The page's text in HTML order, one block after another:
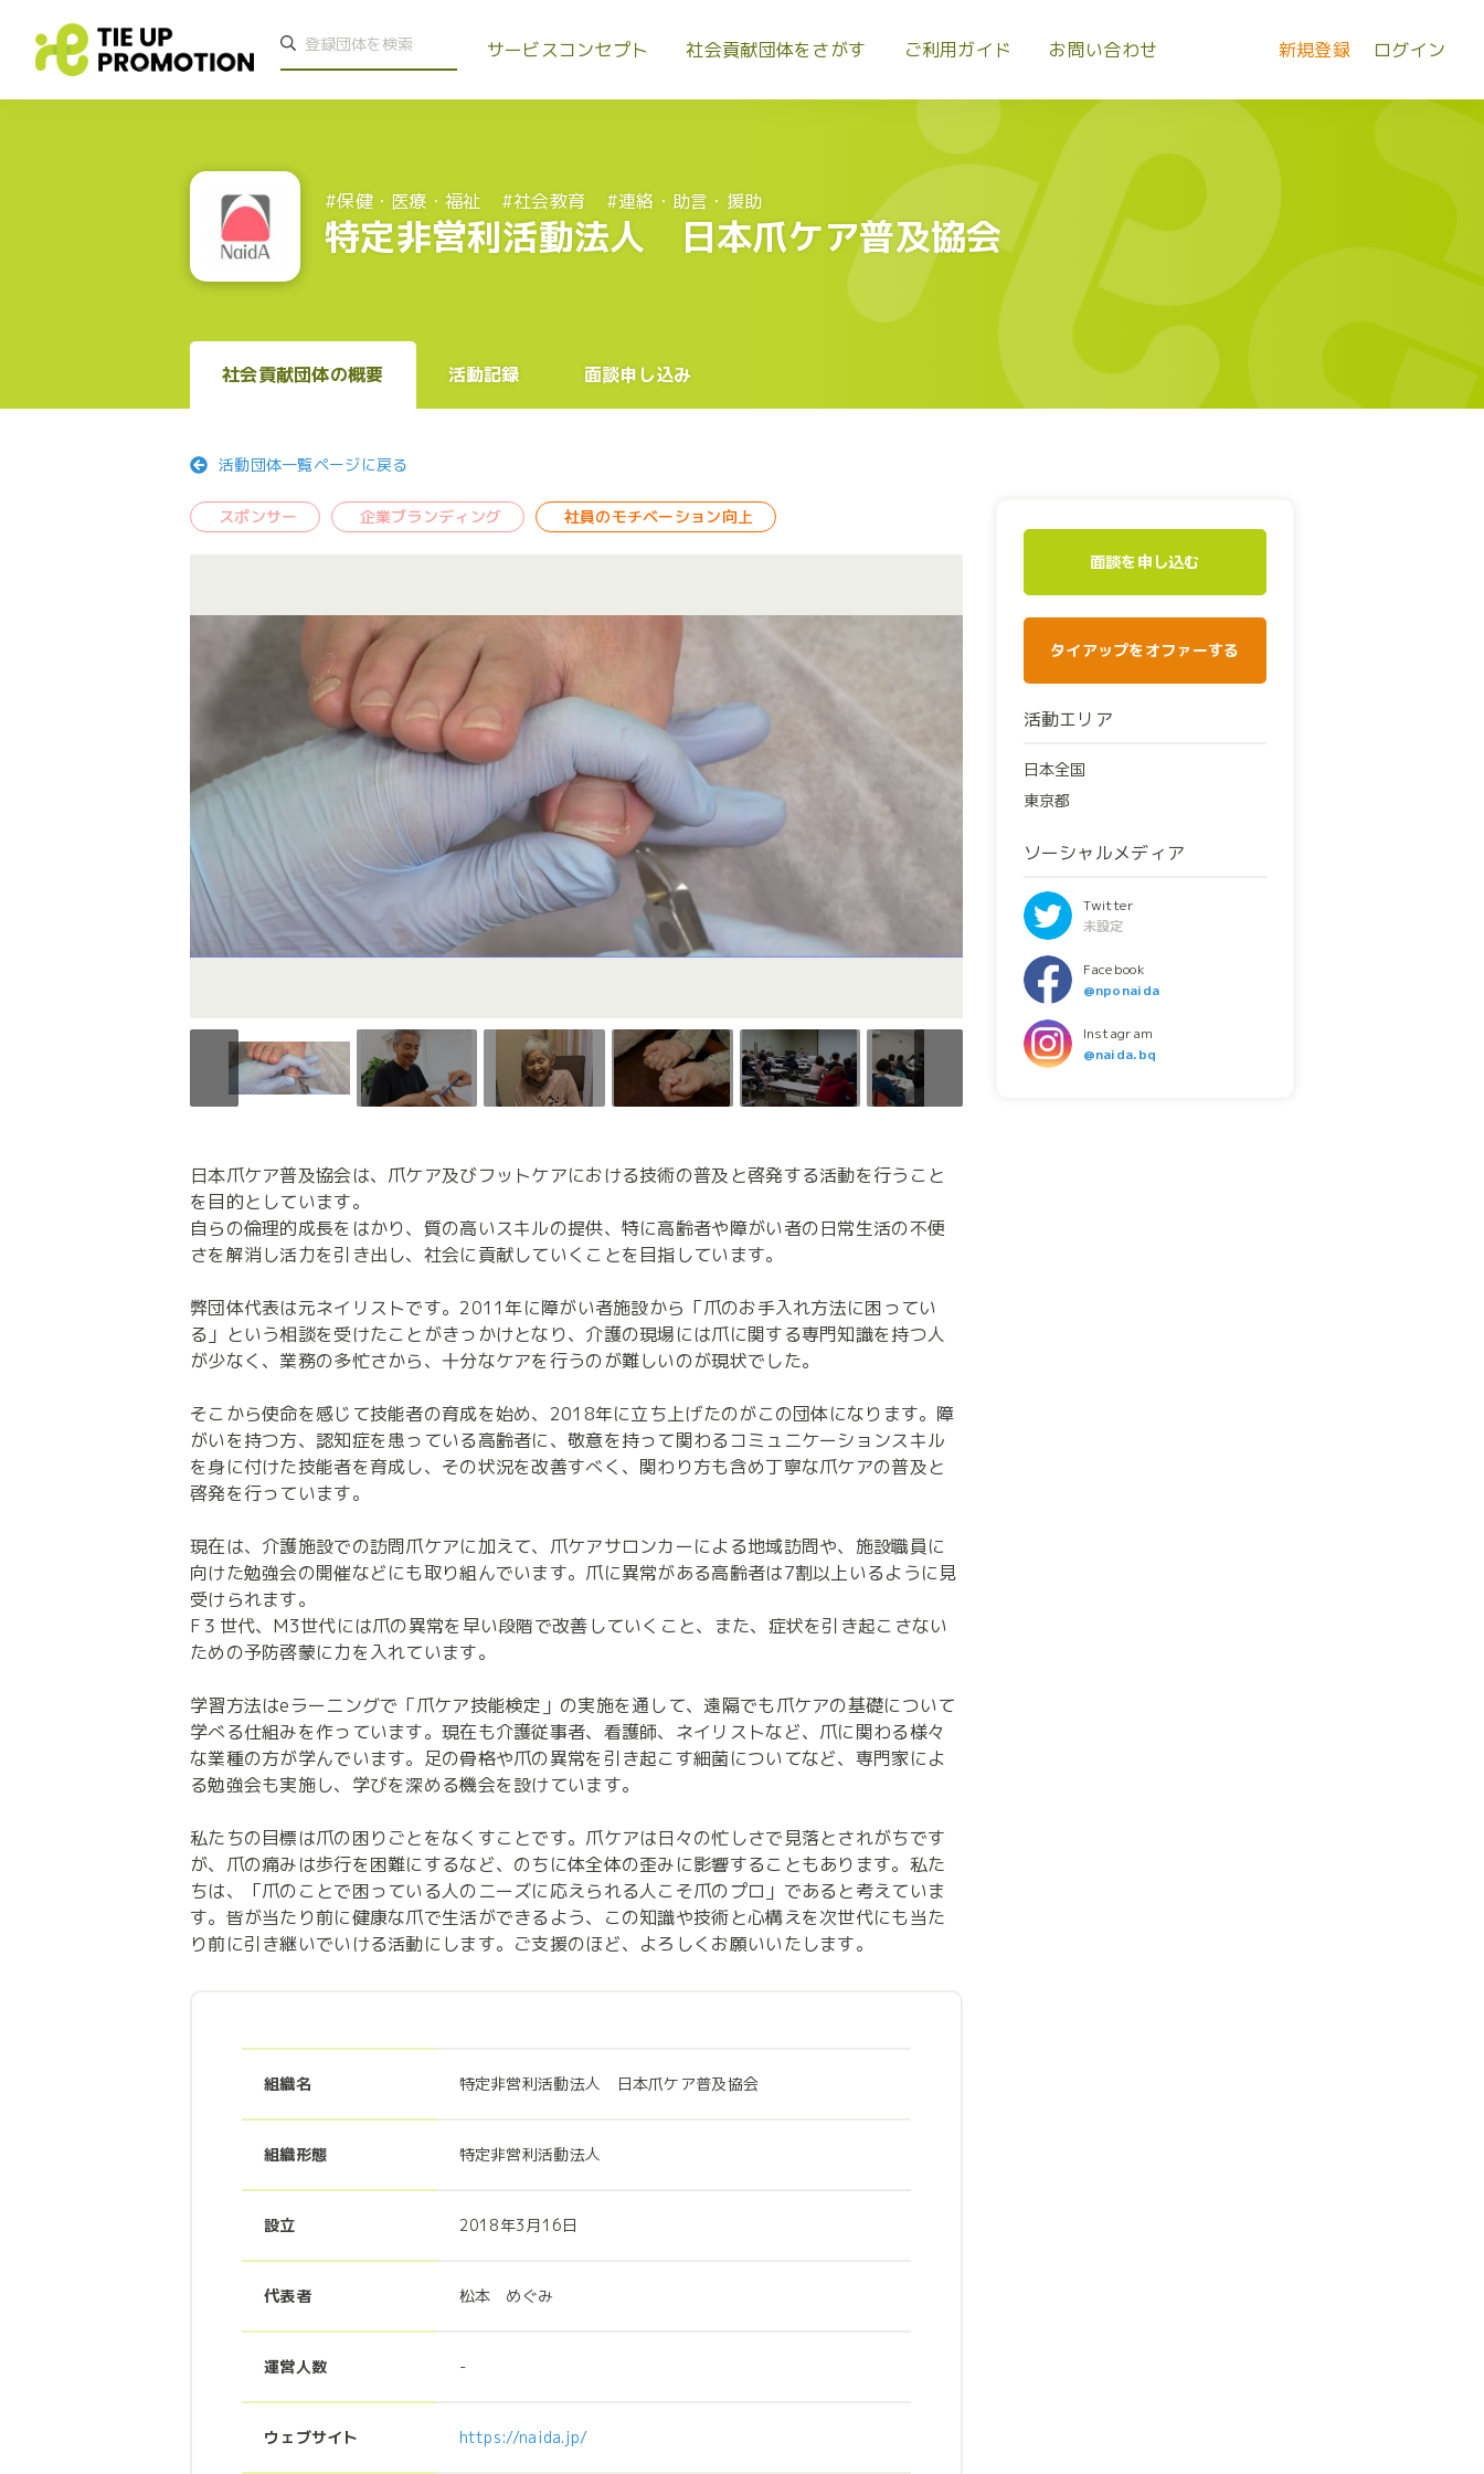
サービスコンセプト 社会貢献団体をさがす ご利用ガイド お問い合わせ 新規登録 ログイン
#保健・医療・福祉 #社会教育 #連絡・助言・援助
特定非営利活動法人 日本爪ケア普及協会
社会貢献団体の概要 活動記録 面談申し込み
活動団体一覧ページに戻る
スポンサー 企業ブランディング 社員のモチベーション向上
日本爪ケア普及協会は、爪ケア及びフットケアにおける技術の普及と啓発する活動を行うこと
を目的としています。
自らの倫理的成長をはかり、質の高いスキルの提供、特に高齢者や障がい者の日常生活の不便
さを解消し活力を引き出し、社会に貢献していくことを目指しています。
弊団体代表は元ネイリストです。2011年に障がい者施設から「爪のお手入れ方法に困ってい
る」という相談を受けたことがきっかけとなり、介護の現場には爪に関する専門知識を持つ人
が少なく、業務の多忙さから、十分なケアを行うのが難しいのが現状でした。
そこから使命を感じて技能者の育成を始め、2018年に立ち上げたのがこの団体になります。障
がいを持つ方、認知症を患っている高齢者に、敬意を持って関わるコミュニケーションスキル
を身に付けた技能者を育成し、その状況を改善すべく、関わり方も含め丁寧な爪ケアの普及と
啓発を行っています。
現在は、介護施設での訪問爪ケアに加えて、爪ケアサロンカーによる地域訪問や、施設職員に
向けた勉強会の開催などにも取り組んでいます。爪に異常がある高齢者は7割以上いるように見
受けられます。
F３世代、M3世代には爪の異常を早い段階で改善していくこと、また、症状を引き起こさない
ための予防啓蒙に力を入れています。
学習方法はeラーニングで「爪ケア技能検定」の実施を通して、遠隔でも爪ケアの基礎について
学べる仕組みを作っています。現在も介護従事者、看護師、ネイリストなど、爪に関わる様々
な業種の方が学んでいます。足の骨格や爪の異常を引き起こす細菌についてなど、専門家によ
る勉強会も実施し、学びを深める機会を設けています。
私たちの目標は爪の困りごとをなくすことです。爪ケアは日々の忙しさで見落とされがちです
が、爪の痛みは歩行を困難にするなど、のちに体全体の歪みに影響することもあります。私た
ちは、「爪のことで困っている人のニーズに応えられる人こそ爪のプロ」であると考えていま
す。皆が当たり前に健康な爪で生活ができるよう、この知識や技術と心構えを次世代にも当た
り前に引き継いでいける活動にします。ご支援のほど、よろしくお願いいたします。
組織名 特定非営利活動法人 日本爪ケア普及協会
組織形態 特定非営利活動法人
設立 2018年3月16日
代表者 松本 めぐみ
運営人数 -
ウェブサイト https://naida.jp/
面談を申し込む
タイアップをオファーする
活動エリア
日本全国
東京都
ソーシャルメディア
Twitter
未設定
Facebook
@nponaida
Instagram
@naida.bq